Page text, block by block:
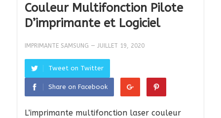
Couleur Multifonction Pilote
D’imprimante et Logiciel
IMPRIMANTE SAMSUNG — JUILLET 19, 2020
Tweet on Twitter
Share on Facebook
L’imprimante multifonction laser couleur